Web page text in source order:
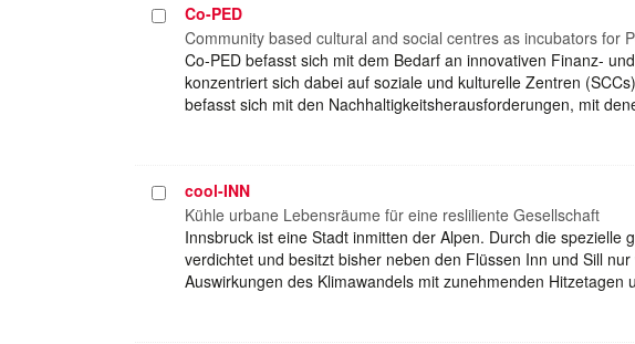
Projekt
auswählen
Co-PED
Community based cultural and social centres as incubators for
Co-PED befasst sich mit dem Bedarf an innovativen Finanz-
konzentriert sich dabei auf soziale und kulturelle Zentren
befasst sich mit den Nachhaltigkeitsherausforderungen, mit
Projekt
auswählen
cool-INN
Kühle urbane Lebensräume für eine resliliente Gesellschaft
Innsbruck ist eine Stadt inmitten der Alpen. Durch die
verdichtet und besitzt bisher neben den Flüssen Inn und Sill
Auswirkungen des Klimawandels mit zunehmenden